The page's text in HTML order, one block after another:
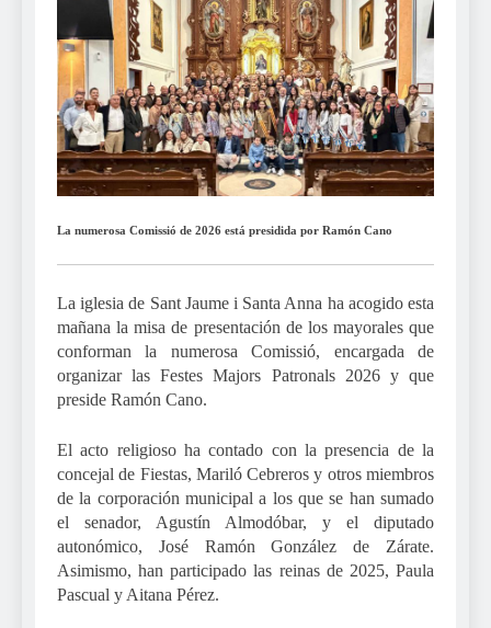
La numerosa Comissió de 2026 está presidida por Ramón Cano
La iglesia de Sant Jaume i Santa Anna ha acogido esta
mañana la misa de presentación de los mayorales que
conforman la numerosa Comissió, encargada de
organizar las Festes Majors Patronals 2026 y que
preside Ramón Cano.
El acto religioso ha contado con la presencia de la
concejal de Fiestas, Mariló Cebreros y otros miembros
de la corporación municipal a los que se han sumado
el senador, Agustín Almodóbar, y el diputado
autonómico, José Ramón González de Zárate.
Asimismo, han participado las reinas de 2025, Paula
Pascual y Aitana Pérez.